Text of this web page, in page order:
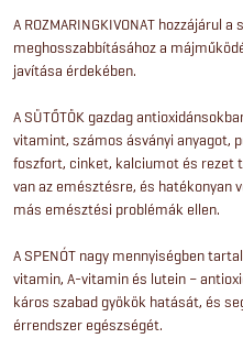
A ROZMARINGKIVONAT hozzájárul
meghosszabbításához a
javítása érdekében.
A SÜTŐTÖK gazdag
vitamint, számos ásványi anyagot,
foszfort, cinket, kalciumot és rezet
van az emésztésre, és hatékonyan
más emésztési problémák ellen.
A SPENÓT nagy mennyiségben
vitamin, A-vitamin és lutein –
káros szabad gyökök hatását, és
érrendszer egészségét.